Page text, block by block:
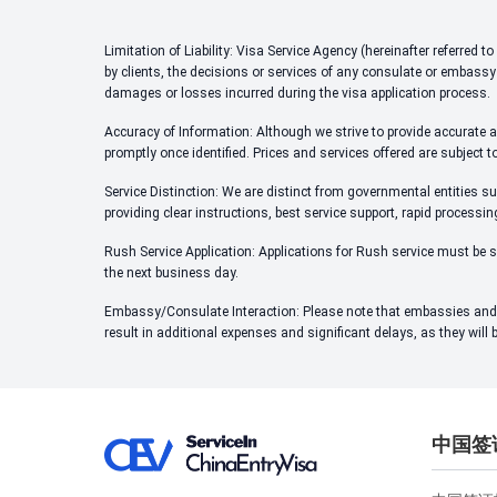
Limitation of Liability: Visa Service Agency (hereinafter referred
by clients, the decisions or services of any consulate or
damages or losses incurred during the visa application process.
Accuracy of Information: Although we strive to provide accurate
promptly once identified. Prices and services offered are subject
Service Distinction: We are distinct from governmental entities
providing clear instructions, best service support, rapid
Rush Service Application: Applications for Rush service must be
the next business day.
Embassy/Consulate Interaction: Please note that embassies
result in additional expenses and significant delays, as they will
中国签